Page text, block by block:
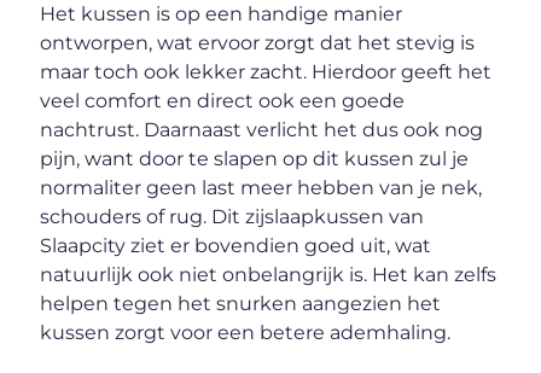
Het kussen is op een handige manier
ontworpen, wat ervoor zorgt dat het stevig is
maar toch ook lekker zacht. Hierdoor geeft het
veel comfort en direct ook een goede
nachtrust. Daarnaast verlicht het dus ook nog
pijn, want door te slapen op dit kussen zul je
normaliter geen last meer hebben van je nek,
schouders of rug. Dit zijslaapkussen van
Slaapcity ziet er bovendien goed uit, wat
natuurlijk ook niet onbelangrijk is. Het kan zelfs
helpen tegen het snurken aangezien het
kussen zorgt voor een betere ademhaling.